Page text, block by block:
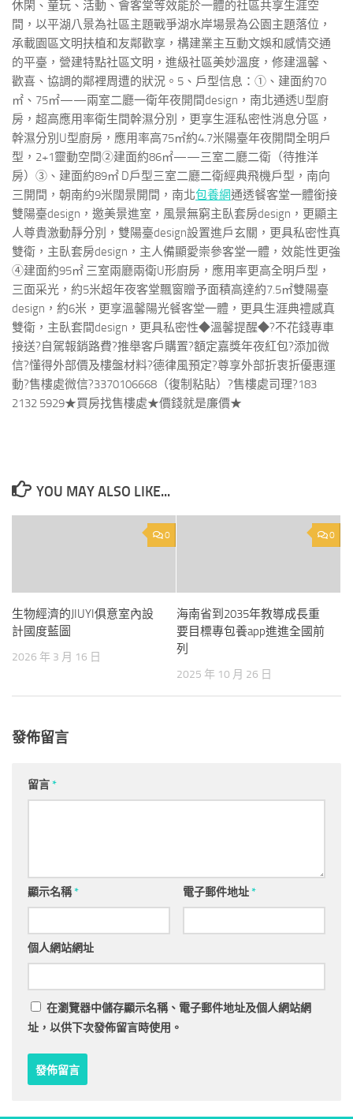
休閑、童玩、活動、會客堂等效能於一體的社區共享生涯空
間，以平湖八景為社區主題戰爭湖水岸場景為公園主題落位，
承載園區文明扶植和友鄰歡享，構建業主互動文娛和感情交通
的平臺，營建特點社區文明，進級社區美妙溫度，修建溫馨、
歡喜、協調的鄰裡周遭的狀況。5、戶型信息：①、建面約70
㎡、75㎡——兩室二廳一衛年夜開間design，南北通透U型廚
房，超高應用率衛生間幹濕分別，更享生涯私密性消息分區，
幹濕分別U型廚房，應用率高75㎡約4.7米陽臺年夜開間全明戶
型，2+1靈動空間②建面約86㎡——三室二廳二衛（待推洋
房）③、建面約89㎡ D戶型三室二廳二衛經典飛機戶型，南向
三開間，朝南約9米闊景開間，南北包養網通透餐客堂一體銜接
雙陽臺design，邀美景進室，風景無窮主臥套房design，更顯主
人尊貴激動靜分別，雙陽臺design設置進戶玄關，更具私密性真
雙衛，主臥套房design，主人備顯愛崇參客堂一體，效能性更強
④建面約95㎡ 三室兩廳兩衛U形廚房，應用率更高全明戶型，
三面采光，約5米超年夜客堂飄窗贈予面積高達約7.5㎡雙陽臺
design，約6米，更享溫馨陽光餐客堂一體，更具生涯典禮感真
雙衛，主臥套間design，更具私密性◆溫馨提醒◆?不花錢專車
接送?自駕報銷路費?推舉客戶購置?額定嘉獎年夜紅包?添加微
信?懂得外部價及樓盤材料?德律風預定?尊享外部折衷折優惠運
動?售樓處微信?3370106668（復制粘貼）?售樓處司理?183
2132 5929★買房找售樓處★價錢就是廉價★
YOU MAY ALSO LIKE...
0
生物經濟的JIUYI俱意室內設
計國度藍圖
2026 年 3 月 16 日
0
海南省到2035年教導成長重
要目標專包養app進進全國前
列
2025 年 10 月 26 日
發佈留言
留言*
顯示名稱* 電子郵件地址*
個人網站網址
在瀏覽器中儲存顯示名稱、電子郵件地址及個人網站網
址，以供下次發佈留言時使用。